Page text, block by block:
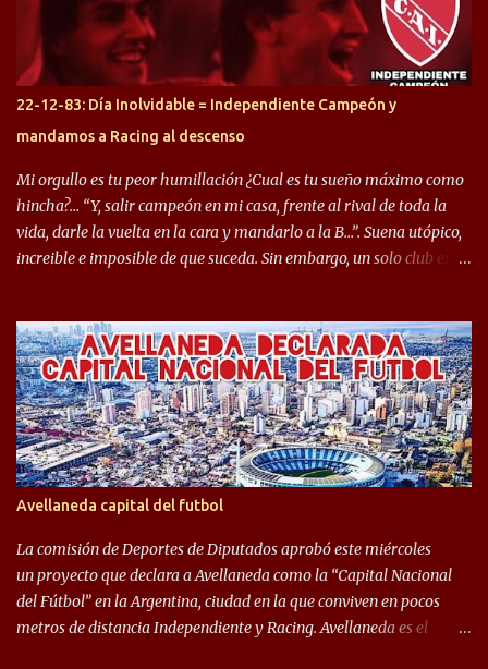
copa sudamericana. Pero no sucedió lo mismo en cuanto al
rendimiento que ha producido en el Rojo. Pasando a jugadores que
jugaron en Defensa y ahora están en el rojo, tenemos a la dupla
Gastón Togni y Domingo Blanco, donde ambos explotaron
futbolísticamente hablando en el equipo de Varela, donde, por
ejemplo, el caso de Mingo llego a ser tenido en cuenta para el
Seleccionado Argentino, rendimiento que aún no ha logrado
mostrar en Independiente. En e...
22-12-83: Día Inolvidable = Independiente Campeón y
mandamos a Racing al descenso
Mi orgullo es tu peor humillación ¿Cual es tu sueño máximo como
hincha?… “Y, salir campeón en mi casa, frente al rival de toda la
vida, darle la vuelta en la cara y mandarlo a la B…”. Suena utópico,
increible e imposible de que suceda. Sin embargo, un solo club en el
campeonato del '83 año consagratorio para el Rojo y, por el otro, el
haber mandado al descenso a su eterno rival. 22 de diciembre de
1983 es una fecha que pocos hinchas de Independiente pueden
dejar en el olvido. Es que ese día, el "Rojo" derrotó a Racing por 2 a
0, se consagró campeón y, además, mandó al descenso a su eterno
rival. El clásico de Avellaneda marcó el epílogo del campeonato,
algo totalmente inusual para estas épocas, donde la violencia no
permite encuentros de riesgo sobre el final de los torneos. En la
década del ochenta y con una democracia flo...
Avellaneda capital del futbol
La comisión de Deportes de Diputados aprobó este miércoles
un proyecto que declara a Avellaneda como la “Capital Nacional
del Fútbol” en la Argentina, ciudad en la que conviven en pocos
metros de distancia Independiente y Racing. Avellaneda es el